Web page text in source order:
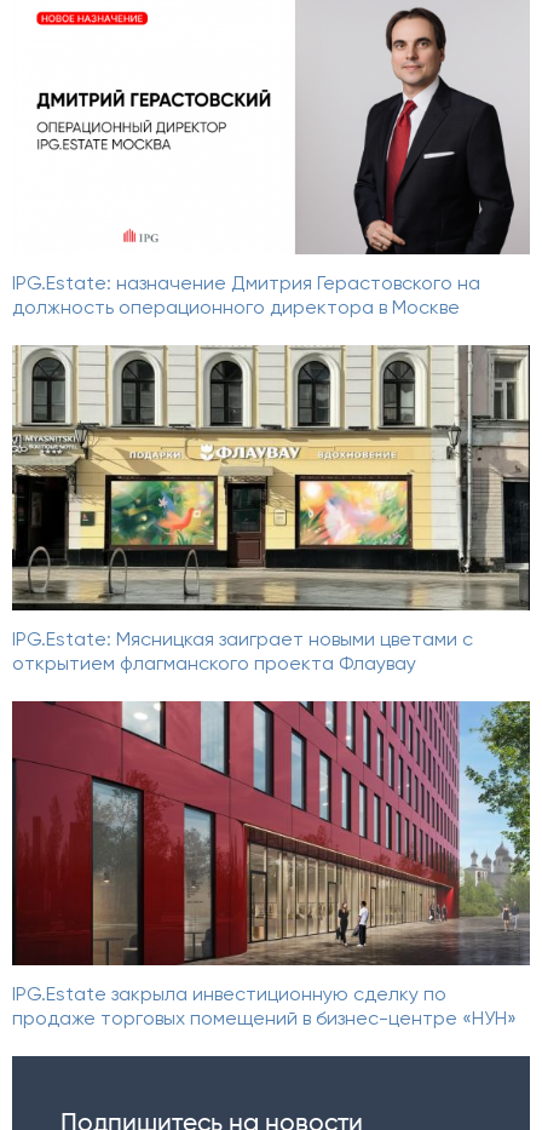
IPG.Estate: назначение Дмитрия Герастовского на
должность операционного директора в Москве
IPG.Estate: Мясницкая заиграет новыми цветами с
открытием флагманского проекта Флаувау
IPG.Estate закрыла инвестиционную сделку по
продаже торговых помещений в бизнес-центре «НУН»
Подпишитесь на новости